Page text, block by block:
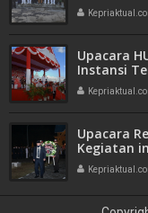
Upacara
Instansi
Inspektur
Upacara
Kegiatan
Kembali